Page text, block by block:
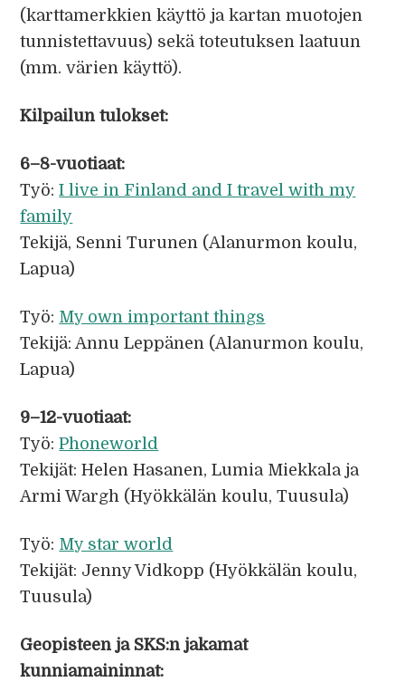
(karttamerkkien käyttö ja kartan muotojen
tunnistettavuus) sekä toteutuksen laatuun
(mm. värien käyttö).
Kilpailun tulokset:
6–8-vuotiaat:
Työ:I live in Finland and I travel with my
family
Tekijä, Senni Turunen (Alanurmon koulu,
Lapua)
Työ: My own important things
Tekijä: Annu Leppänen (Alanurmon koulu,
Lapua)
9–12-vuotiaat:
Työ:Phoneworld
Tekijät: Helen Hasanen, Lumia Miekkala ja
Armi Wargh (Hyökkälän koulu, Tuusula)
Työ: My star world
Tekijät: Jenny Vidkopp (Hyökkälän koulu,
Tuusula)
Geopisteen ja SKS:n jakamat
kunniamaininnat: